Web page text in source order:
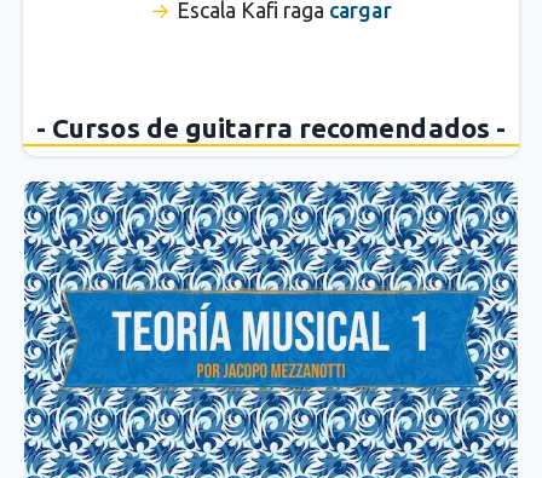
Escala Kafi raga cargar
- Cursos de guitarra recomendados -